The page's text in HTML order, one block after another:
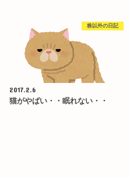
株以外の日記
2017.2.6
猫がやばい・・眠れない・・